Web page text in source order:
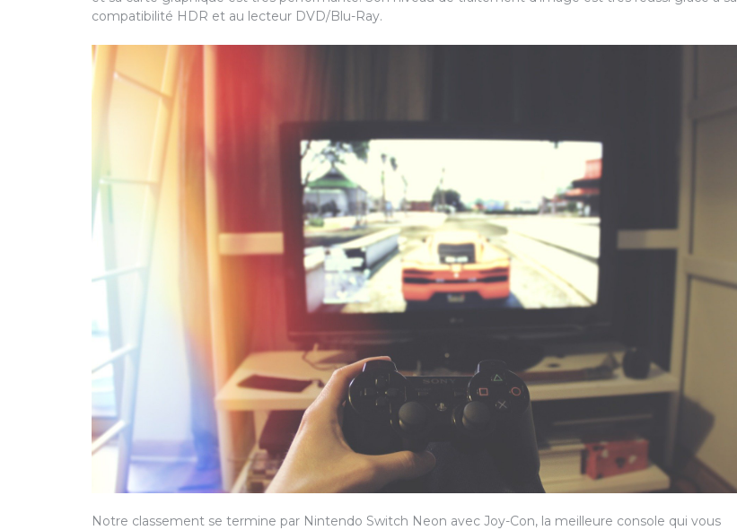
compatibilité HDR et au lecteur DVD/Blu-Ray.
Notre classement se termine par Nintendo Switch Neon avec Joy-Con, la meilleure console qui vous